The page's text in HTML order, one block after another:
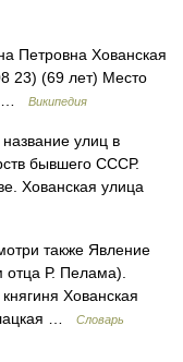
Петровна Хованская
23) (69 лет) Место
…
Википедия
улиц в
бывшего СССР.
Хованская улица
также Явление
отца Р. Пелама).
Хованская
…
Словарь